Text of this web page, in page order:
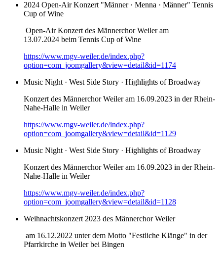
2024 Open-Air Konzert "Männer · Menna · Männer" Tennis
Cup of Wine
Open-Air Konzert des Männerchor Weiler am
13.07.2024 beim Tennis Cup of Wine
https://www.mgv-weiler.de/index.php?
option=com_joomgallery&view=detail&id=1174
Music Night · West Side Story · Highlights of Broadway
Konzert des Männerchor Weiler am 16.09.2023 in der Rhein-
Nahe-Halle in Weiler
https://www.mgv-weiler.de/index.php?
option=com_joomgallery&view=detail&id=1129
Music Night · West Side Story · Highlights of Broadway
Konzert des Männerchor Weiler am 16.09.2023 in der Rhein-
Nahe-Halle in Weiler
https://www.mgv-weiler.de/index.php?
option=com_joomgallery&view=detail&id=1128
Weihnachtskonzert 2023 des Männerchor Weiler
am 16.12.2022 unter dem Motto "Festliche Klänge" in der
Pfarrkirche in Weiler bei Bingen